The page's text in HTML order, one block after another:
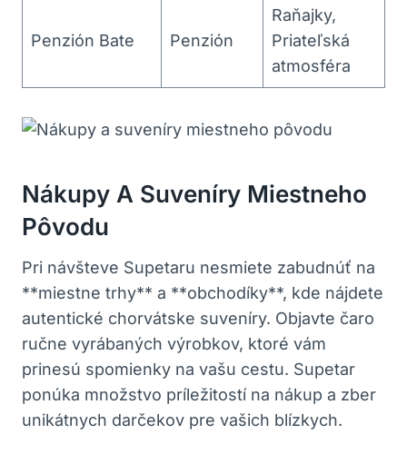
Penzión Bate Penzión
Raňajky,
Priateľská
atmosféra
Nákupy A Suveníry Miestneho
Pôvodu
Pri návšteve Supetaru nesmiete zabudnúť na
**miestne trhy** a **obchodíky**, kde nájdete
autentické chorvátske suveníry. Objavte čaro
ručne vyrábaných výrobkov, ktoré vám
prinesú spomienky na vašu cestu. Supetar
ponúka množstvo príležitostí na nákup a zber
unikátnych darčekov pre vašich blízkych.